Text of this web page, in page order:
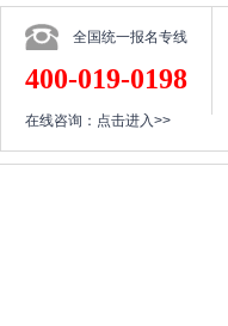
全国统一报名专线
400-019-0198
在线咨询： 点击进入>>